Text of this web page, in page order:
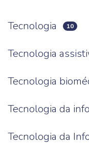
Tecnologia 10
Tecnologia
Tecnologia
Tecnologia da
Tecnologia da